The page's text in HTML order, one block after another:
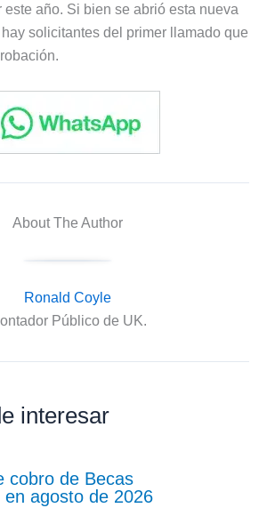
este año. Si bien se abrió esta nueva
solicitantes del primer llamado que
About The Author
Ronald Coyle
Público de UK.
interesar
cobro de Becas
en agosto de 2026